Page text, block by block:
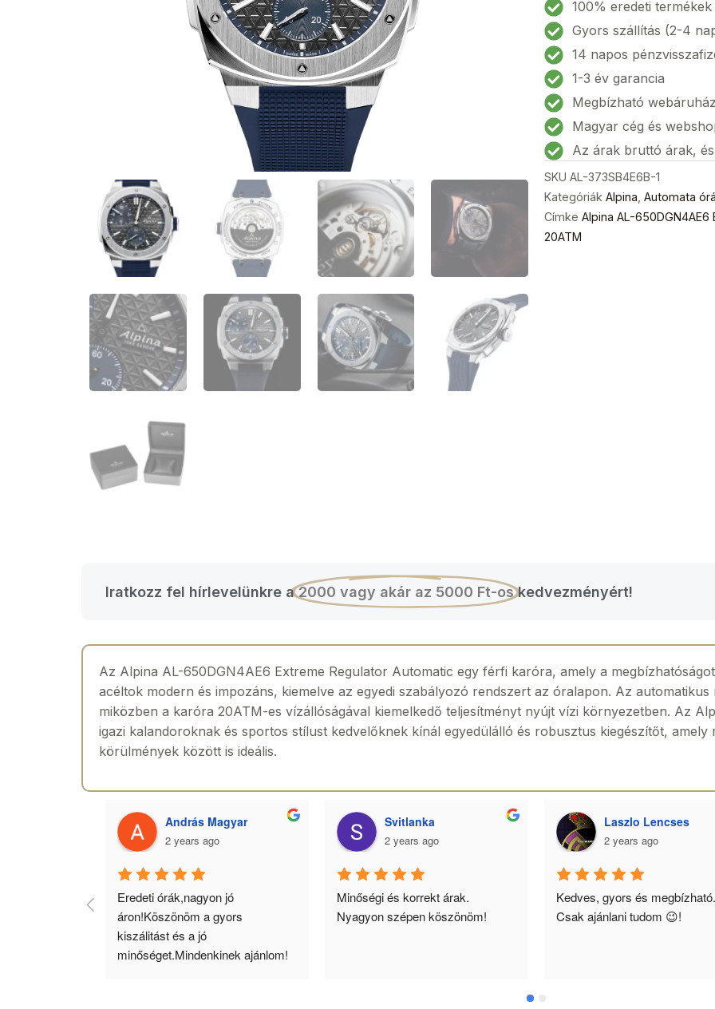
650DGN4AE6
Extreme
Regulator
Automatic
Férfi
karóra
41mm
20ATM
mennyiség
100% eredeti termékek
Gyors szállítás (2-4
14 napos
1-3 év garancia
Megbízható webáruház
Magyar cég és
Az árak bruttó árak,
SKU AL-373SB4E6B-1
Kategóriák Alpina Automata
Címke Alpina AL-
20ATM
Iratkozz fel hírlevelünkre a2000 vagy akár az 5000 Ft-os kedvezményért!
Az Alpina AL-650DGN4AE6 Extreme Regulator Automatic egy férfi karóra, amely a
acéltok modern és impozáns, kiemelve az egyedi szabályozó rendszert az óralapon. Az
miközben a karóra 20ATM-es vízállóságával kiemelkedő teljesítményt nyújt vízi környezetben. Az
igazi kalandoroknak és sportos stílust kedvelőknek kínál egyedülálló és robusztus kiegészítőt, amely
körülmények között is ideális.
András Magyar
2 years ago
Eredeti órák,nagyon jó
áron!Köszönöm a gyors
kiszálitást és a jó
minőséget.Mindenkinek ajánlom!
Svitlanka
2 years ago
Minőségi és korrekt árak.
Nyagyon szépen köszönöm!
Laszlo Lencses
2 years ago
Kedves, gyors és megbízható.
Csak ajánlani tudom 😉!